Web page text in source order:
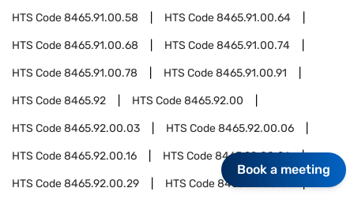
HTS Code8465.91.00.58 HTS Code8465.91.00.64
HTS Code8465.91.00.68 HTS Code8465.91.00.74
HTS Code8465.91.00.78 HTS Code8465.91.00.91
HTS Code8465.92 HTS Code8465.92.00
HTS Code8465.92.00.03 HTS Code8465.92.00.06
HTS Code8465.92.00.16 HTS Code8465.92.00.26
HTS Code8465.92.00.29 HTS Code8465.92.00.31
Book a meeting